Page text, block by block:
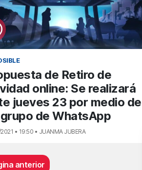
de Retiro de
online: Se realizará
jueves 23 por medio de
de WhatsApp
• 19:50 • JUANMA JUBERA
anterior